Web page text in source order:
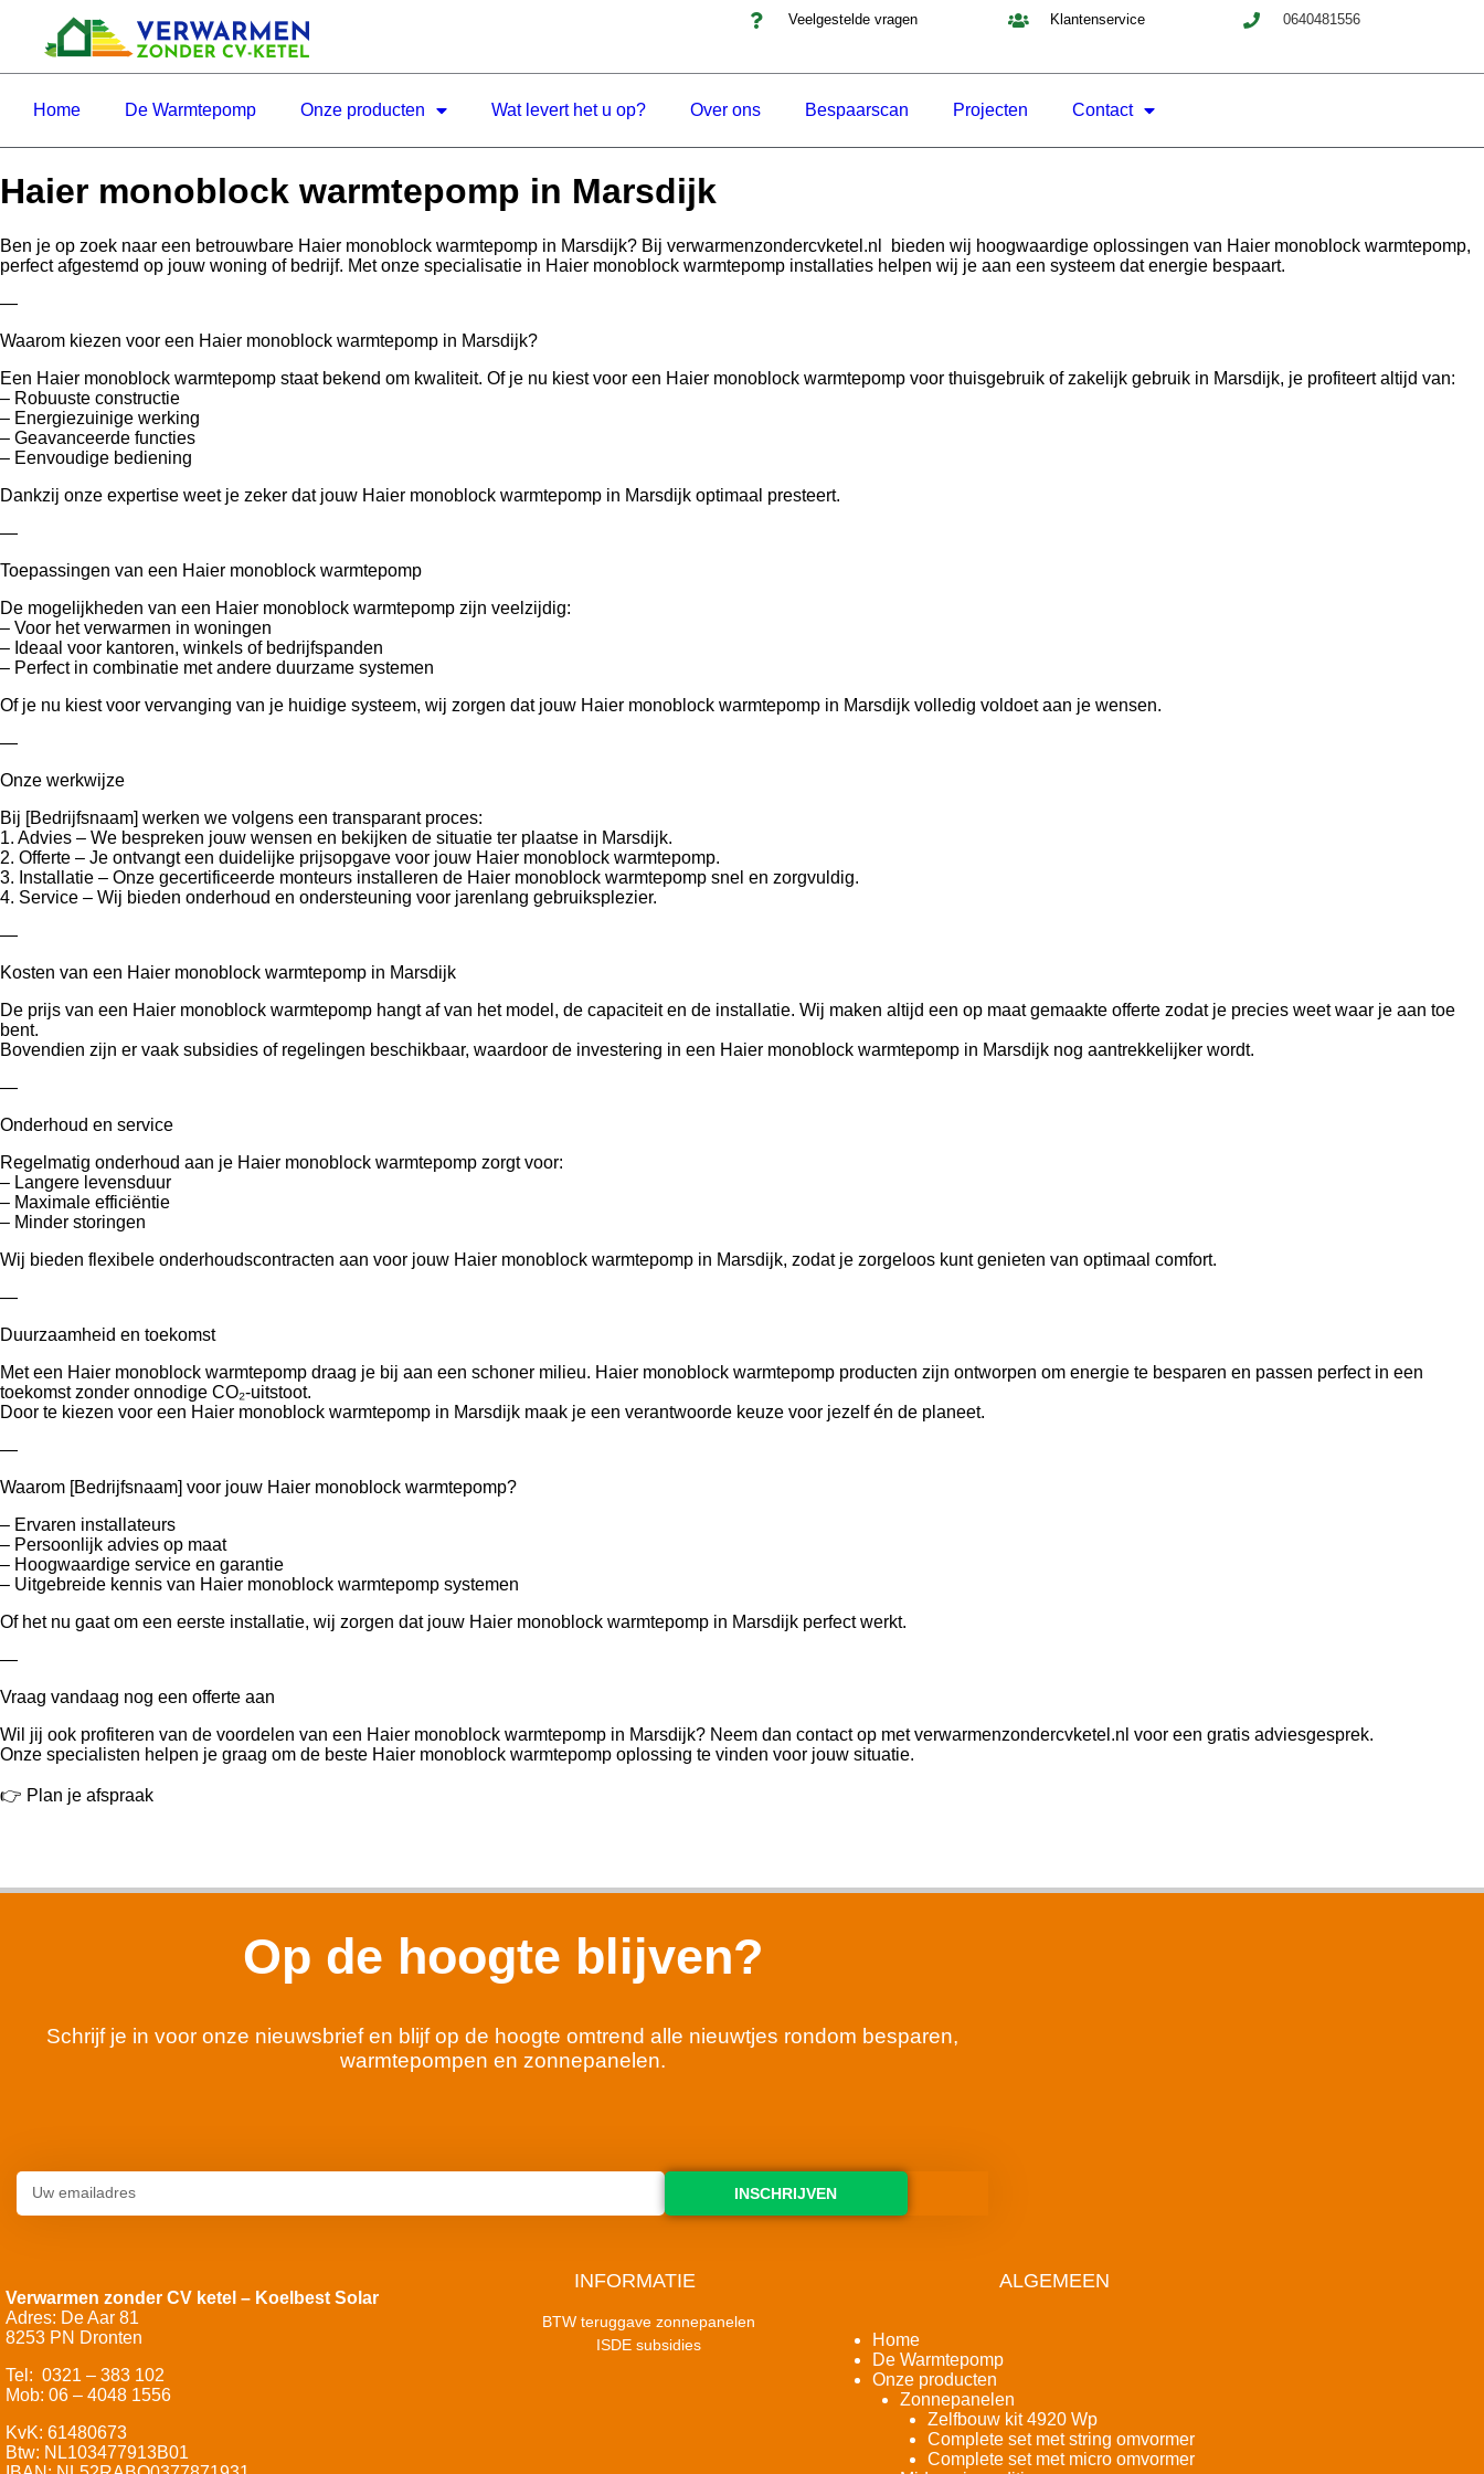
Veelgestelde vragen Klantenservice 0640481556
Home De Warmtepomp Onze producten Wat levert het u op? Over ons Bespaarscan Projecten Contact
Haier monoblock warmtepomp in Marsdijk
Ben je op zoek naar een betrouwbare Haier monoblock warmtepomp in Marsdijk? Bij verwarmenzondercvketel.nl bieden wij hoogwaardige oplossingen van Haier monoblock warmtepomp,
perfect afgestemd op jouw woning of bedrijf. Met onze specialisatie in Haier monoblock warmtepomp installaties helpen wij je aan een systeem dat energie bespaart.
—
Waarom kiezen voor een Haier monoblock warmtepomp in Marsdijk?
Een Haier monoblock warmtepomp staat bekend om kwaliteit. Of je nu kiest voor een Haier monoblock warmtepomp voor thuisgebruik of zakelijk gebruik in Marsdijk, je profiteert altijd van:
– Robuuste constructie
– Energiezuinige werking
– Geavanceerde functies
– Eenvoudige bediening
Dankzij onze expertise weet je zeker dat jouw Haier monoblock warmtepomp in Marsdijk optimaal presteert.
—
Toepassingen van een Haier monoblock warmtepomp
De mogelijkheden van een Haier monoblock warmtepomp zijn veelzijdig:
– Voor het verwarmen in woningen
– Ideaal voor kantoren, winkels of bedrijfspanden
– Perfect in combinatie met andere duurzame systemen
Of je nu kiest voor vervanging van je huidige systeem, wij zorgen dat jouw Haier monoblock warmtepomp in Marsdijk volledig voldoet aan je wensen.
—
Onze werkwijze
Bij [Bedrijfsnaam] werken we volgens een transparant proces:
1. Advies – We bespreken jouw wensen en bekijken de situatie ter plaatse in Marsdijk.
2. Offerte – Je ontvangt een duidelijke prijsopgave voor jouw Haier monoblock warmtepomp.
3. Installatie – Onze gecertificeerde monteurs installeren de Haier monoblock warmtepomp snel en zorgvuldig.
4. Service – Wij bieden onderhoud en ondersteuning voor jarenlang gebruiksplezier.
—
Kosten van een Haier monoblock warmtepomp in Marsdijk
De prijs van een Haier monoblock warmtepomp hangt af van het model, de capaciteit en de installatie. Wij maken altijd een op maat gemaakte offerte zodat je precies weet waar je aan toe
bent.
Bovendien zijn er vaak subsidies of regelingen beschikbaar, waardoor de investering in een Haier monoblock warmtepomp in Marsdijk nog aantrekkelijker wordt.
—
Onderhoud en service
Regelmatig onderhoud aan je Haier monoblock warmtepomp zorgt voor:
– Langere levensduur
– Maximale efficiëntie
– Minder storingen
Wij bieden flexibele onderhoudscontracten aan voor jouw Haier monoblock warmtepomp in Marsdijk, zodat je zorgeloos kunt genieten van optimaal comfort.
—
Duurzaamheid en toekomst
Met een Haier monoblock warmtepomp draag je bij aan een schoner milieu. Haier monoblock warmtepomp producten zijn ontworpen om energie te besparen en passen perfect in een
toekomst zonder onnodige CO₂-uitstoot.
Door te kiezen voor een Haier monoblock warmtepomp in Marsdijk maak je een verantwoorde keuze voor jezelf én de planeet.
—
Waarom [Bedrijfsnaam] voor jouw Haier monoblock warmtepomp?
– Ervaren installateurs
– Persoonlijk advies op maat
– Hoogwaardige service en garantie
– Uitgebreide kennis van Haier monoblock warmtepomp systemen
Of het nu gaat om een eerste installatie, wij zorgen dat jouw Haier monoblock warmtepomp in Marsdijk perfect werkt.
—
Vraag vandaag nog een offerte aan
Wil jij ook profiteren van de voordelen van een Haier monoblock warmtepomp in Marsdijk? Neem dan contact op met verwarmenzondercvketel.nl voor een gratis adviesgesprek.
Onze specialisten helpen je graag om de beste Haier monoblock warmtepomp oplossing te vinden voor jouw situatie.
👉 Plan je afspraak
Op de hoogte blijven?
Schrijf je in voor onze nieuwsbrief en blijf op de hoogte omtrend alle nieuwtjes rondom besparen,
warmtepompen en zonnepanelen.
INSCHRIJVEN
Verwarmen zonder CV ketel – Koelbest Solar
Adres: De Aar 81
8253 PN Dronten
Tel: 0321 – 383 102
Mob: 06 – 4048 1556
KvK: 61480673
Btw: NL103477913B01
INFORMATIE
BTW teruggave zonnepanelen
ISDE subsidies
ALGEMEEN
Home
De Warmtepomp
Onze producten
Zonnepanelen
Zelfbouw kit 4920 Wp
Complete set met string omvormer
Complete set met micro omvormer